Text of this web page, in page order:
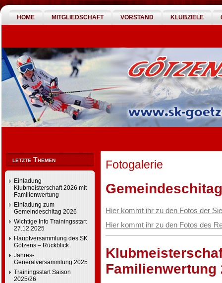
HOME MITGLIEDSCHAFT VORSTAND KLUBZIELE
letzte Themen
Einladung
Klubmeisterschaft 2026 mit
Familienwertung
Einladung zum
Gemeindeschitag 2026
Wichtige Info Trainingsstart
27.12.2025
Hauptversammlung des SK
Götzens – Rückblick
Jahres-
Generalversammlung 2025
Trainingsstart Saison
2025/26
Fotogalerie
Hier kommt ihr zu den Fotos der
Hier kommt ihr zu den Fotos des
Familienwertung